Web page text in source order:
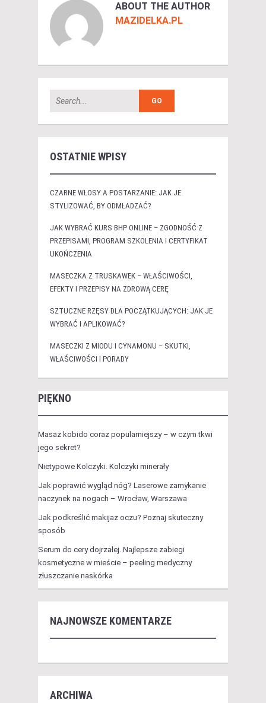
ABOUT THE AUTHOR
MAZIDELKA.PL
OSTATNIE WPISY
CZARNE WŁOSY A POSTARZANIE: JAK JE
STYLIZOWAĆ, BY ODMŁADZAĆ?
JAK WYBRAĆ KURS BHP ONLINE – ZGODNOŚĆ Z
PRZEPISAMI, PROGRAM SZKOLENIA I CERTYFIKAT
UKOŃCZENIA
MASECZKA Z TRUSKAWEK – WŁAŚCIWOŚCI,
EFEKTY I PRZEPISY NA ZDROWĄ CERĘ
SZTUCZNE RZĘSY DLA POCZĄTKUJĄCYCH: JAK JE
WYBRAĆ I APLIKOWAĆ?
MASECZKI Z MIODU I CYNAMONU – SKUTKI,
WŁAŚCIWOŚCI I PORADY
PIĘKNO
Masaż kobido coraz popularniejszy – w czym tkwi
jego sekret?
Nietypowe Kolczyki. Kolczyki minerały
Jak poprawić wygląd nóg? Laserowe zamykanie
naczynek na nogach – Wrocław, Warszawa
Jak podkreślić makijaż oczu? Poznaj skuteczny
sposób
Serum do cery dojrzałej. Najlepsze zabiegi
kosmetyczne w mieście – peeling medyczny
złuszczanie naskórka
NAJNOWSZE KOMENTARZE
ARCHIWA